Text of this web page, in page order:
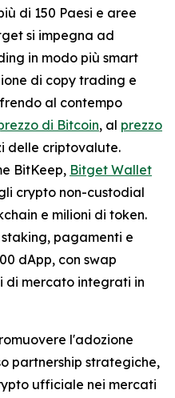
di 150 Paesi e aree
si impegna ad
in modo più smart
di copy trading e
al contempo
di Bitcoin, al prezzo
delle criptovalute.
BitKeep, Bitget Wallet
crypto non-custodial
e milioni di token.
pagamenti e
dApp, con swap
di mercato integrati in
l'adozione
partnership strategiche,
ufficiale nei mercati